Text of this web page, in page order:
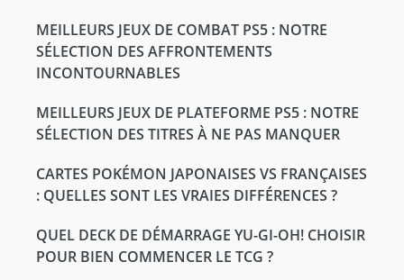
MEILLEURS JEUX DE COMBAT PS5 : NOTRE
SÉLECTION DES AFFRONTEMENTS
INCONTOURNABLES
MEILLEURS JEUX DE PLATEFORME PS5 : NOTRE
SÉLECTION DES TITRES À NE PAS MANQUER
CARTES POKÉMON JAPONAISES VS FRANÇAISES
: QUELLES SONT LES VRAIES DIFFÉRENCES ?
QUEL DECK DE DÉMARRAGE YU-GI-OH! CHOISIR
POUR BIEN COMMENCER LE TCG ?